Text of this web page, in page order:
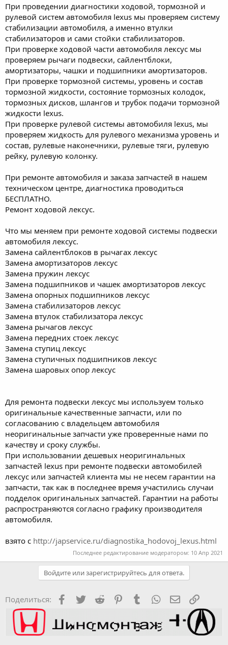
При проведении диагностики ходовой, тормозной и
рулевой систем автомобиля lexus мы проверяем систему
стабилизации автомобиля, а именно втулки
стабилизаторов и сами стойки стабилизаторов.
При проверке ходовой части автомобиля лексус мы
проверяем рычаги подвески, сайлентблоки,
амортизаторы, чашки и подшипники амортизаторов.
При проверке тормозной системы, уровень и состав
тормозной жидкости, состояние тормозных колодок,
тормозных дисков, шлангов и трубок подачи тормозной
жидкости lexus.
При проверке рулевой системы автомобиля lexus, мы
проверяем жидкость для рулевого механизма уровень и
состав, рулевые наконечники, рулевые тяги, рулевую
рейку, рулевую колонку.
При ремонте автомобиля и заказа запчастей в нашем
техническом центре, диагностика проводиться
БЕСПЛАТНО.
Ремонт ходовой лексус.
Что мы меняем при ремонте ходовой системы подвески
автомобиля лексус.
Замена сайлентблоков в рычагах лексус
Замена амортизаторов лексус
Замена пружин лексус
Замена подшипников и чашек амортизаторов лексус
Замена опорных подшипников лексус
Замена стабилизаторов лексус
Замена втулок стабилизатора лексус
Замена рычагов лексус
Замена передних стоек лексус
Замена ступиц лексус
Замена ступичных подшипников лексус
Замена шаровых опор лексус
Для ремонта подвески лексус мы используем только
оригинальные качественные запчасти, или по
согласованию с владельцем автомобиля
неоригинальные запчасти уже проверенные нами по
качеству и сроку службы.
При использовании дешевых неоригинальных
запчастей lexus при ремонте подвески автомобилей
лексус или запчастей клиента мы не несем гарантии на
запчасти, так как в последнее время участились случаи
подделок оригинальных запчастей. Гарантии на работы
распространяются согласно графику производителя
автомобиля.
взято с http://japservice.ru/diagnostika_hodovoj_lexus.html
Последнее редактирование модератором: 10 Апр 2021
Войдите или зарегистрируйтесь для ответа.
Поделиться: Facebook
TwitterReddit PinterestTumblr WhatsApp Ссылка